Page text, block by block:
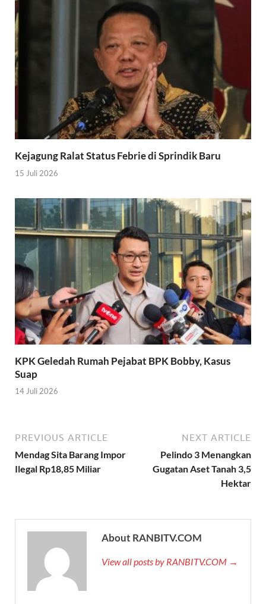
Kejagung Ralat Status Febrie di Sprindik Baru
15 Juli 2026
KPK Geledah Rumah Pejabat BPK Bobby, Kasus
Suap
14 Juli 2026
PREVIOUS ARTICLE
Mendag Sita Barang Impor
Ilegal Rp18,85 Miliar
NEXT ARTICLE
Pelindo 3 Menangkan
Gugatan Aset Tanah 3,5
Hektar
About RANBITV.COM
View all posts by RANBITV.COM →